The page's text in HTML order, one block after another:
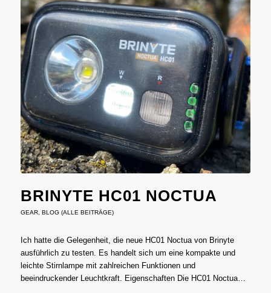
BRINYTE HC01 NOCTUA
GEAR, BLOG (ALLE BEITRÄGE)
Ich hatte die Gelegenheit, die neue HC01 Noctua von Brinyte
ausführlich zu testen. Es handelt sich um eine kompakte und
leichte Stirnlampe mit zahlreichen Funktionen und
beeindruckender Leuchtkraft. Eigenschaften Die HC01 Noctua…